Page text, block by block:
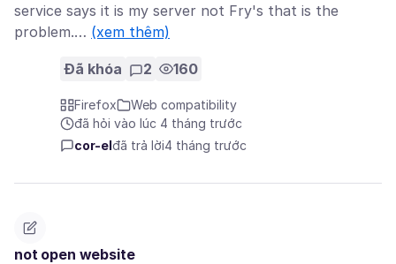
service says it is my server not Fry's that is the
problem.… (xem thêm)
Đã khóa 2 160
Firefox
Web compatibility
đã hỏi vào lúc 4 tháng trước
cor-el đã trả lời4 tháng trước
not open website